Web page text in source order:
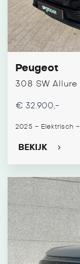
Peugeot
308 SW Allure
€ 32.900,-
2025 - Elektrisch -
BEKIJK